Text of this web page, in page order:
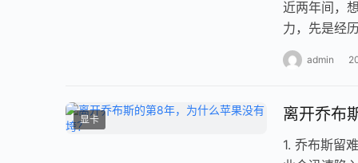
近两年间，
力，先是经
断）与
admin
显卡 离开乔布
1. 乔布斯留